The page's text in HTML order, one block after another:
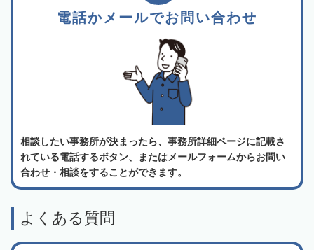
電話かメールでお問い合わせ
相談したい事務所が決まったら、事務所詳細ページに記載さ
れている電話するボタン、またはメールフォームからお問い
合わせ・相談をすることができます。
よくある質問